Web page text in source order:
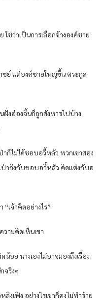
ใช่ว่าเป็นการเลือกข้างองค์ชาย
ชย์ แต่องค์ชายใหญ่ขึ้น ตระกูล
งอ๋องจิ้นก็ถูกสังหารไปบ้าง
าก็ไม่ได้ชอบอวี้หลัว พวกเขาสอง
ป่าถึงกับชอบอวี้หลัว คิดแต่งกับอ
“เจ้าคิดอย่างไร”
วามคิดเห็นเขา
อย นางเองไม่อาจมองถึงเรื่อง
จริงๆ
งเฟิง อย่างไรเขาก็คงไม่ทำร้าย